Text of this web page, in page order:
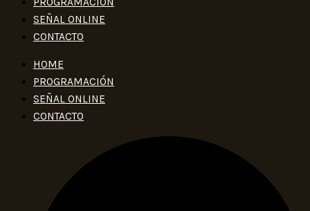
SEÑAL ONLINE
CONTACTO
HOME
PROGRAMACIÓN
SEÑAL ONLINE
CONTACTO